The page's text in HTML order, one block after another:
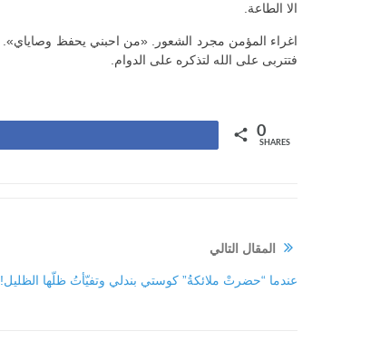
الا الطاعة.
اغراء المؤمن مجرد الشعور. «من احبني يحفظ وصاياي».
فتتربى على الله لتذكره على الدوام.
0
SHARES
المقال التالي
عندما “حضرتْ ملائكةُ” كوستي بندلي وتفيّأتُ ظلّها الظليل!